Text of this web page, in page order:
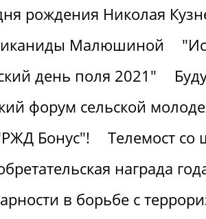
рождения Николая
Малюшиной
день поля 2021"
форум сельской
Бонус"!
Телемост
награда
в борьбе с